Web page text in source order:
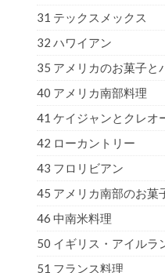
31 テックスメックス
32 ハワイアン
35 アメリカのお菓子と
40 アメリカ南部料理
41 ケイジャンとクレオ
42 ローカントリー
43 フロリビアン
45 アメリカ南部のお菓
46 中南米料理
50 イギリス・アイルラ
51 フランス料理